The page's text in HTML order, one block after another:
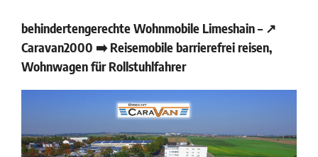
behindertengerechte Wohnmobile Limeshain – ↗️
Caravan2000 ➡️ Reisemobile barrierefrei reisen,
Wohnwagen für Rollstuhlfahrer